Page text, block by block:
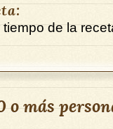
de la
o más